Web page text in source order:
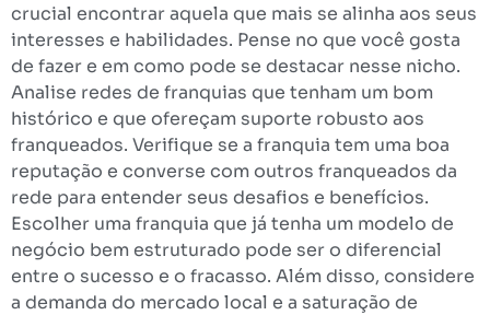
crucial encontrar aquela que mais se alinha aos seus
interesses e habilidades. Pense no que você gosta
de fazer e em como pode se destacar nesse nicho.
Analise redes de franquias que tenham um bom
histórico e que ofereçam suporte robusto aos
franqueados. Verifique se a franquia tem uma boa
reputação e converse com outros franqueados da
rede para entender seus desafios e benefícios.
Escolher uma franquia que já tenha um modelo de
negócio bem estruturado pode ser o diferencial
entre o sucesso e o fracasso. Além disso, considere
a demanda do mercado local e a saturação de